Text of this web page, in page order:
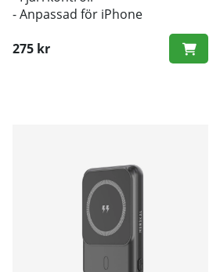
- Anpassad för iPhone
275 kr